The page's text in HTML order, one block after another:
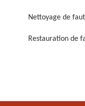
Nettoyage de
Restauration de